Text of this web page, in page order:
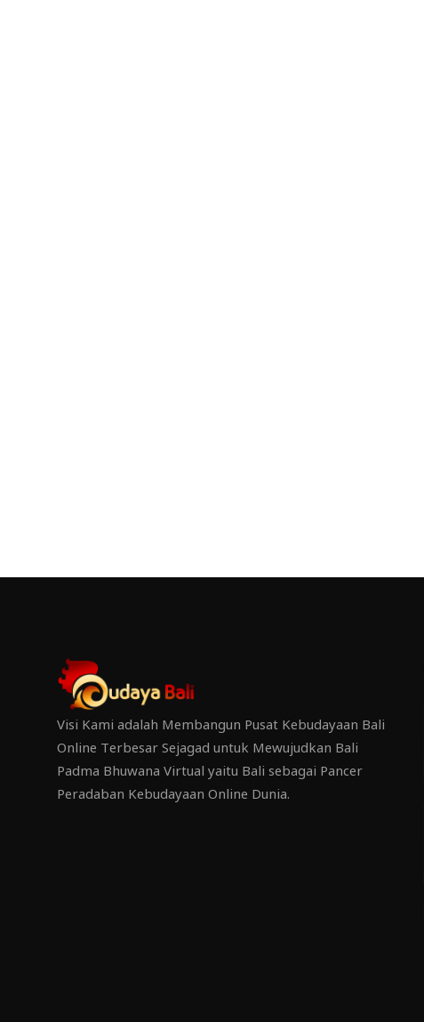
Visi Kami adalah Membangun Pusat Kebudayaan Bali
Online Terbesar Sejagad untuk Mewujudkan Bali
Padma Bhuwana Virtual yaitu Bali sebagai Pancer
Peradaban Kebudayaan Online Dunia.